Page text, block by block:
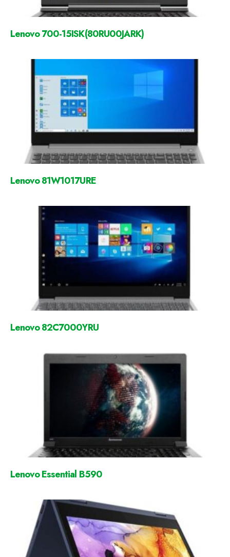
Lenovo 700-15ISK(80RU00JARK)
Lenovo 81W1017URE
Lenovo 82C7000YRU
Lenovo Essential B590